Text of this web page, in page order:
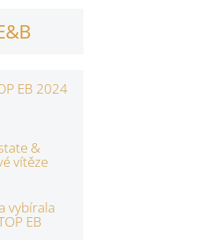
EB 2024
&
vítěze
vybírala
EB